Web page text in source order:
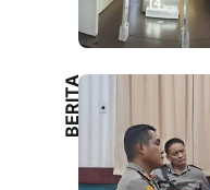
B
E
R
I
T
A
L
O
K
A